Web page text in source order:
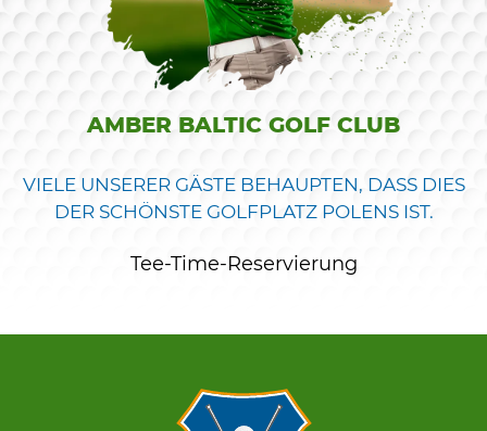
AMBER BALTIC GOLF CLUB
VIELE UNSERER GÄSTE BEHAUPTEN, DASS DIES
DER SCHÖNSTE GOLFPLATZ POLENS IST.
Tee-Time-Reservierung